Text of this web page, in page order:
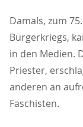
Damals, zum
Bürgerkriegs,
in den Medien.
Priester,
anderen an
Faschisten.